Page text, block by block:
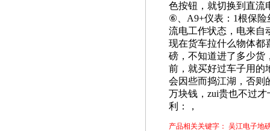
色按钮，就切换到直流
⑥、A9+仪表：1根保
流电工作状态，电来自
现在货车拉什么物体都
磅，不知道进了多少货
前，就买好过车子用的
会因些而捣江湖，否则
万块钱，zui贵也不过
利：，
产品相关关键字： 吴江电子地